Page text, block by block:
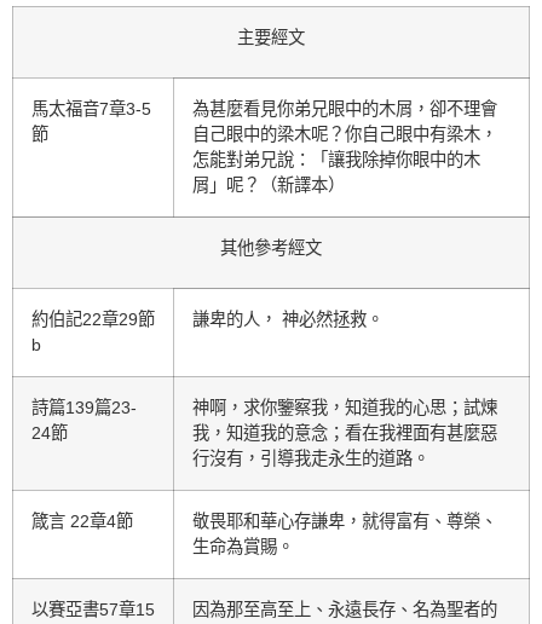
主要經文
馬太福音7章3-5
節
為甚麼看見你弟兄眼中的木屑，卻不理會
自己眼中的梁木呢？你自己眼中有梁木，
怎能對弟兄說：「讓我除掉你眼中的木
屑」呢？（新譯本）
其他參考經文
約伯記22章29節
b
謙卑的人， 神必然拯救。
詩篇139篇23-
24節
神啊，求你鑒察我，知道我的心思；試煉
我，知道我的意念；看在我裡面有甚麼惡
行沒有，引導我走永生的道路。
箴言 22章4節
敬畏耶和華心存謙卑，就得富有、尊榮、
生命為賞賜。
以賽亞書57章15
因為那至高至上、永遠長存、名為聖者的